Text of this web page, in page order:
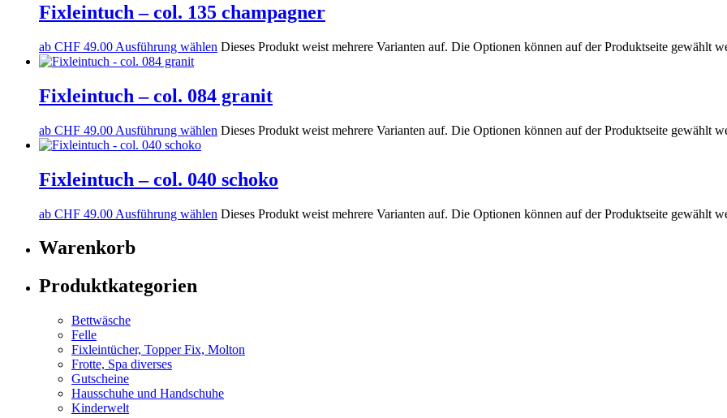
Fixleintuch – col. 135 champagner
ab CHF 49.00 Ausführung wählen Dieses Produkt weist mehrere Varianten auf. Die Optionen können auf der Produktseite gewählt
Fixleintuch – col. 084 granit
ab CHF 49.00 Ausführung wählen Dieses Produkt weist mehrere Varianten auf. Die Optionen können auf der Produktseite gewählt
Fixleintuch – col. 040 schoko
ab CHF 49.00 Ausführung wählen Dieses Produkt weist mehrere Varianten auf. Die Optionen können auf der Produktseite gewählt
Warenkorb
Produktkategorien
Bettwäsche
Felle
Fixleintücher, Topper Fix, Molton
Frotte, Spa diverses
Gutscheine
Hausschuhe und Handschuhe
Kinderwelt